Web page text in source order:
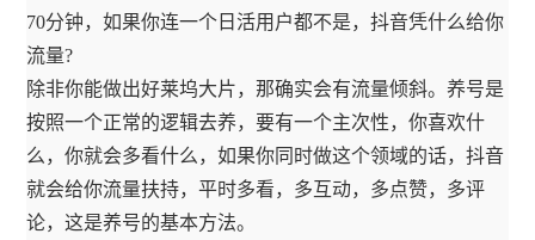
70分钟，如果你连一个日活用户都不是，抖音凭什么给你
流量?
除非你能做出好莱坞大片，那确实会有流量倾斜。养号是
按照一个正常的逻辑去养，要有一个主次性，你喜欢什
么，你就会多看什么，如果你同时做这个领域的话，抖音
就会给你流量扶持，平时多看，多互动，多点赞，多评
论，这是养号的基本方法。